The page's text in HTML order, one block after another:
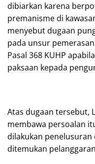
dibiarkan karena
premanisme di
menyebut dugaan
pada unsur
Pasal 368 KUHP
paksaan kepada
Atas dugaan tersebut,
membawa persoalan
dilakukan penelusuran
ditemukan